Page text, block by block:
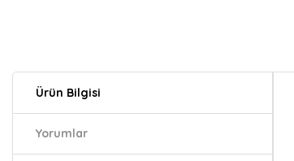
Ürün Bilgisi
Yorumlar